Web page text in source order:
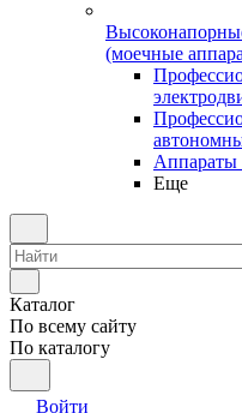
(моечные
Аппараты
Еще
Каталог
По всему сайту
По каталогу
Войти